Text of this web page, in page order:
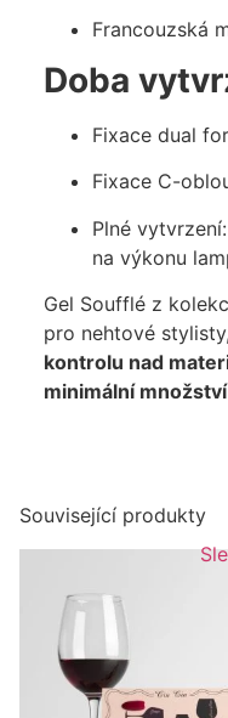
Francouzská
Doba
Fixace dual
Fixace C-
Plné
na výkonu
Gel Soufflé z
pro nehtové
kontrolu nad
minimální
Související produkty